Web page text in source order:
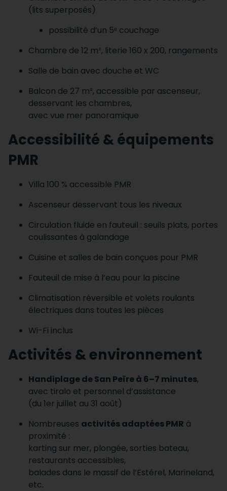
(lits superposés)
possibilité d’un 5ᵉ couchage
Chambre de 12 m², literie 160 x 200, rangements
Salle de bain avec douche et WC
Balcon de 27 m², accessible par ascenseur,
desservant les chambres,
avec vue mer panoramique
Accessibilité & équipements
PMR
Villa 100 % accessible PMR
Ascenseur desservant tous les niveaux
Circulation fluide en fauteuil : seuils plats, portes
coulissantes à galandage
Cuisine et salles de bain conçues pour PMR
Fauteuil de mise à l’eau pour la piscine
Climatisation réversible et volets roulants
électriques dans toutes les pièces
Wi-Fi inclus
Activités & environnement
Handiplage de San Peïre à 6–7 minutes,
avec tiralo et personnel d’assistance
(du 1er juillet au 31 août)
Nombreuses activités adaptées PMR à
proximité :
karting sur mer, plongée, sorties bateau,
restaurants accessibles,
balades dans le massif de l’Estérel, Marineland,
etc.